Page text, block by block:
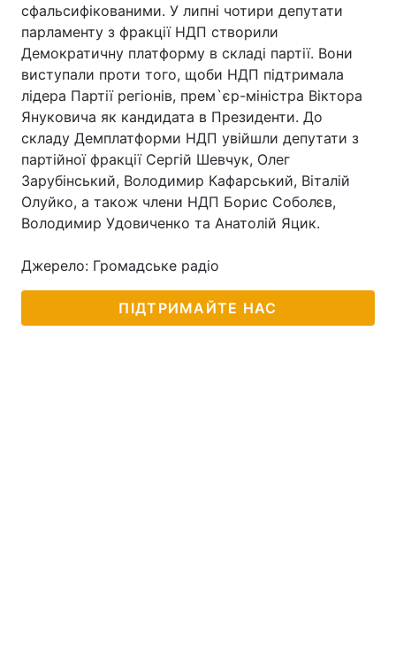
сфальсифікованими. У липні чотири депутати
парламенту з фракції НДП створили
Демократичну платформу в складі партії. Вони
виступали проти того, щоби НДП підтримала
лідера Партії регіонів, прем`єр-міністра Віктора
Януковича як кандидата в Президенти. До
складу Демплатформи НДП увійшли депутати з
партійної фракції Сергій Шевчук, Олег
Зарубінський, Володимир Кафарський, Віталій
Олуйко, а також члени НДП Борис Соболєв,
Володимир Удовиченко та Анатолій Яцик.
Джерело: Громадське радіо
ПІДТРИМАЙТЕ НАС